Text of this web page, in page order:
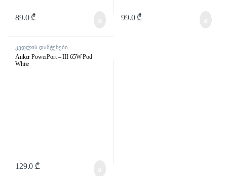
89.0 ₾ 99.0 ₾
კედლის დამტენები
Anker PowerPort – III 65W Pod
White
129.0₾